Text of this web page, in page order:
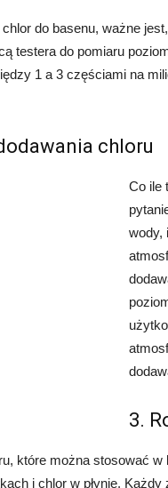
do basenu, ważne
testera do pomiaru
1 a 3 częściami na
chloru
Co ile
wody,
3.
które można stosować
i chlor w płynie.